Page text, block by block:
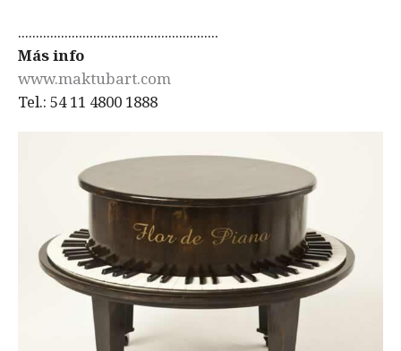
........................................................
Más info
www.maktubart.com
Tel.: 54 11 4800 1888